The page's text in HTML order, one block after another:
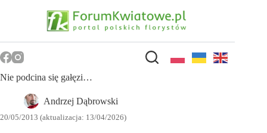
Nie podcina się gałęzi…
Andrzej Dąbrowski
20/05/2013 (aktualizacja: 13/04/2026)